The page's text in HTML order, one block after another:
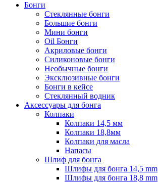
Бонги
Стеклянные бонги
Большие бонги
Мини бонги
Oil Бонги
Акриловые бонги
Силиконовые бонги
Необычные бонги
Эксклюзивные бонги
Бонги в кейсе
Стеклянный водник
Аксессуары для бонга
Колпаки
Колпаки 14,5 мм
Колпаки 18,8мм
Колпаки для масла
Напасы
Шлиф для бонга
Шлифы для бонга 14,5 mm
Шлифы для бонга 18,8 mm